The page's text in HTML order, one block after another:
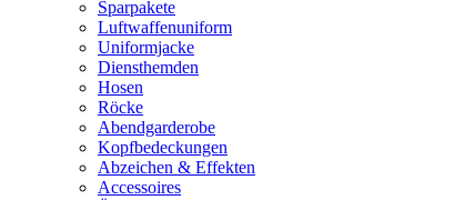
Sparpakete
Luftwaffenuniform
Uniformjacke
Diensthemden
Hosen
Röcke
Abendgarderobe
Kopfbedeckungen
Abzeichen & Effekten
Accessoires